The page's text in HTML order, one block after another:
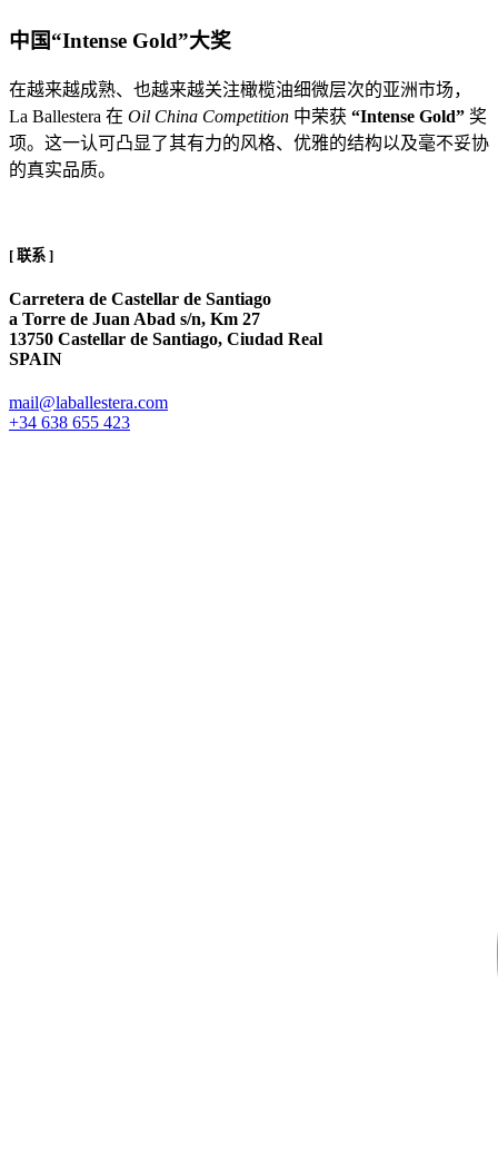
中国“Intense Gold”大奖
在越来越成熟、也越来越关注橄榄油细微层次的亚洲市场，
La Ballestera 在 Oil China Competition 中荣获 “Intense Gold” 奖
项。这一认可凸显了其有力的风格、优雅的结构以及毫不妥协
的真实品质。
[ 联系 ]
Carretera de Castellar de Santiago
a Torre de Juan Abad s/n, Km 27
13750 Castellar de Santiago, Ciudad Real
SPAIN
mail@laballestera.com
+34 638 655 423